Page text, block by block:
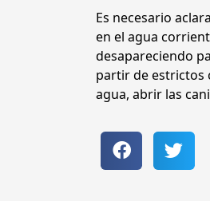
Es necesario
en el agua
desapareciendo
partir de estrictos
agua, abrir las